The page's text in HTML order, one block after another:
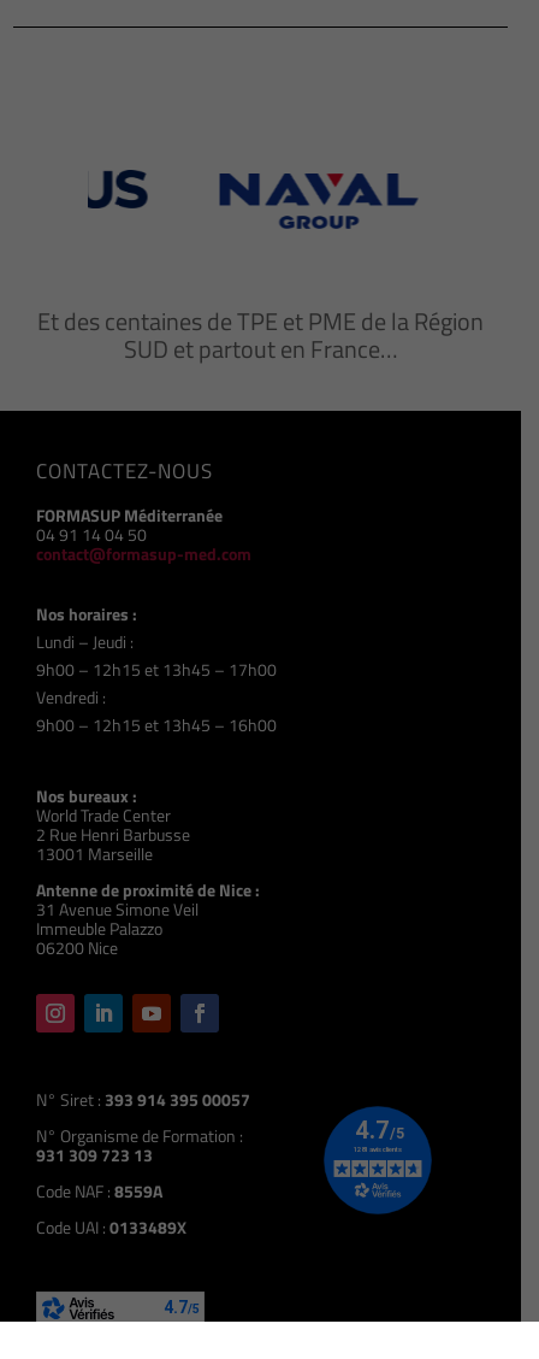
Et des centaines de TPE et PME de la Région
SUD et partout en France…
CONTACTEZ-NOUS
FORMASUP Méditerranée
04 91 14 04 50
contact@formasup-med.com
Nos horaires :
Lundi – Jeudi :
9h00 – 12h15 et 13h45 – 17h00
Vendredi :
9h00 – 12h15 et 13h45 – 16h00
Nos bureaux :
World Trade Center
2 Rue Henri Barbusse
13001 Marseille
Antenne de proximité de Nice :
31 Avenue Simone Veil
Immeuble Palazzo
06200 Nice
N° Siret : 393 914 395 00057
N° Organisme de Formation :
931 309 723 13
Code NAF :8559A
Code UAI :0133489X